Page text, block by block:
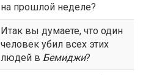
на прошлой неделе?
Итак вы думаете, что один
человек убил всех этих
людей в Бемиджи?